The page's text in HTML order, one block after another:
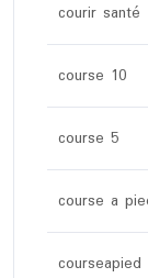
courir santé
course 10
course 5
course a
courseapied